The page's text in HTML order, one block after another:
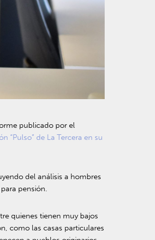
publicado por el
“Pulso” de La Tercera en su
del análisis a hombres
pensión.
quienes tienen muy bajos
como las casas particulares